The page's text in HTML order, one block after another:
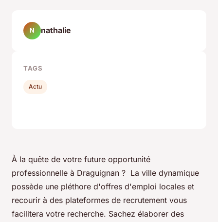
À la quête de votre future opportunité
professionnelle à Draguignan ? La ville dynamique
possède une pléthore d'offres d'emploi locales et
recourir à des plateformes de recrutement vous
facilitera votre recherche. Sachez élaborer des
N nathalie
TAGS
Actu